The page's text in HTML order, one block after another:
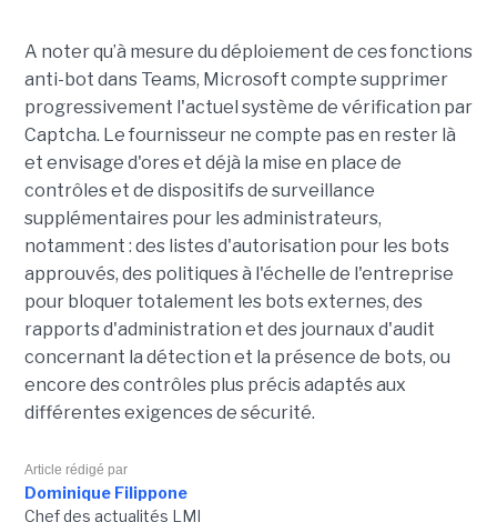
A noter qu’à mesure du déploiement de ces fonctions
anti-bot dans Teams, Microsoft compte supprimer
progressivement l'actuel système de vérification par
Captcha. Le fournisseur ne compte pas en rester là
et envisage d'ores et déjà la mise en place de
contrôles et de dispositifs de surveillance
supplémentaires pour les administrateurs,
notamment : des listes d'autorisation pour les bots
approuvés, des politiques à l'échelle de l'entreprise
pour bloquer totalement les bots externes, des
rapports d'administration et des journaux d'audit
concernant la détection et la présence de bots, ou
encore des contrôles plus précis adaptés aux
différentes exigences de sécurité.
Article rédigé par
Dominique Filippone
Chef des actualités LMI